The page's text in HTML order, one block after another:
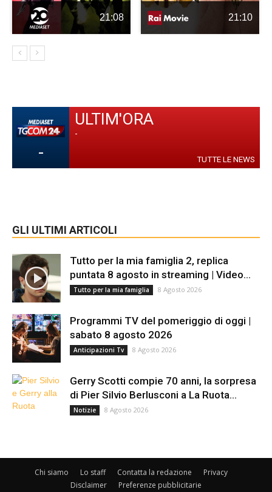
21:08 21:10
-
ULTIM'ORA
-
TUTTE LE NEWS
GLI ULTIMI ARTICOLI
Tutto per la mia famiglia 2, replica
puntata 8 agosto in streaming | Video...
Tutto per la mia famiglia 8 Agosto 2026
Programmi TV del pomeriggio di oggi |
sabato 8 agosto 2026
Anticipazioni Tv 8 Agosto 2026
Gerry Scotti compie 70 anni, la sorpresa
di Pier Silvio Berlusconi a La Ruota...
Notizie 8 Agosto 2026
Chi siamo Lo staff Contatta la redazione
Privacy
Disclaimer
Preferenze pubblicitarie